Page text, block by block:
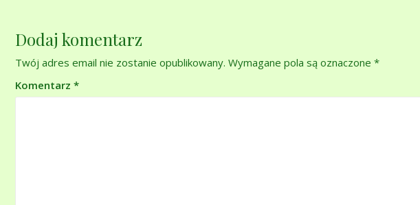
Dodaj komentarz
Twój adres email nie zostanie opublikowany. Wymagane pola są oznaczone *
Komentarz *